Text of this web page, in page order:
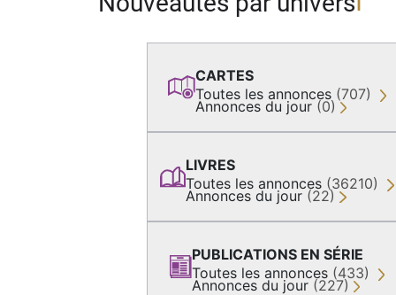
CARTES
Toutes les annonces (707)
Annonces du jour (0)
LIVRES
Toutes les annonces (36210)
Annonces du jour (22)
PUBLICATIONS EN SÉRIE
Toutes les annonces (433)
Annonces du jour (227)